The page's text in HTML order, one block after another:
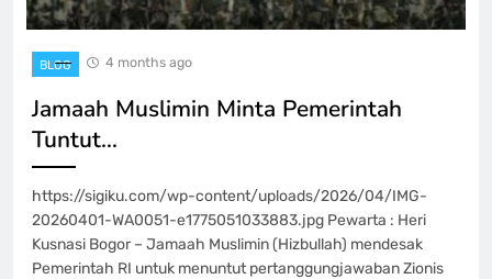
BLOG 4 months ago
Jamaah Muslimin Minta Pemerintah
Tuntut…
https://sigiku.com/wp-content/uploads/2026/04/IMG-
20260401-WA0051-e1775051033883.jpg Pewarta : Heri
Kusnasi Bogor – Jamaah Muslimin (Hizbullah) mendesak
Pemerintah RI untuk menuntut pertanggungjawaban Zionis